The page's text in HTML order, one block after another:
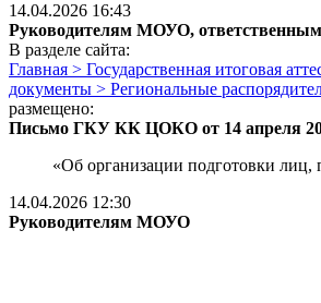
14.04.2026 16:43
Руководителям МОУО,
В разделе сайта:
Главная > Государственная итоговая
документы > Региональные
размещено:
Письмо ГКУ КК ЦОКО от 14 апреля
«Об организации подготовки
14.04.2026 12:30
Руководителям МОУО